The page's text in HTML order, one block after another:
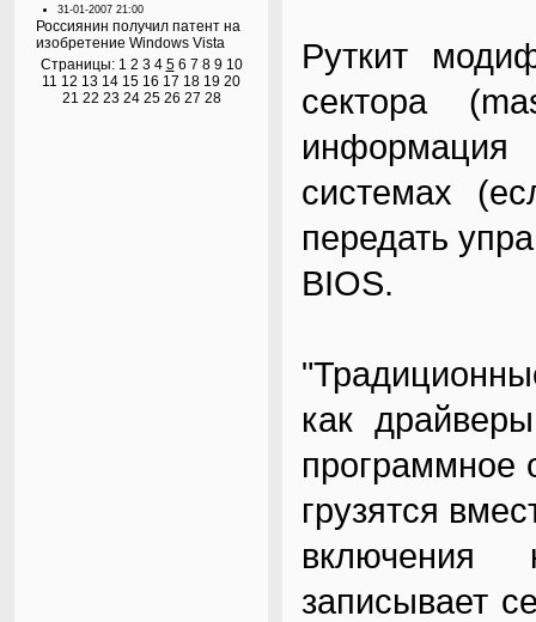
31-01-2007 21:00
Россиянин получил патент на
изобретение Windows Vista
Страницы: 1 2 3 4 5 6 7 8 9 10
11 12 13 14 15 16 17 18 19 20
21 22 23 24 25 26 27 28
Руткит
сектора
системах
передать
BIOS.
как
программное
грузятся
включения
записывает